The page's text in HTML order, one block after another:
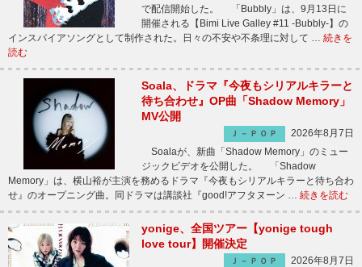
で配信開始した。 「Bubbly」は、9月13日に
開催される【Bimi Live Galley #11 -Bubbly-】の
インスパイアソングとして制作された。日々の不安や不条理に対して … 続きを
読む
Soala、ドラマ『今夜もシリアルキラーと
待ち合わせ』OP曲「Shadow Memory」
MV公開
Ｊ－ＰＯＰ
2026年8月7日
Soalaが、新曲「Shadow Memory」のミュー
ジックビデオを公開した。 「Shadow
Memory」は、横山裕が主演を務めるドラマ『今夜もシリアルキラーと待ち合わ
せ』のオープニング曲。同ドラマは講談社『good!アフタヌーン … 続きを読む
yonige、全国ツアー【yonige tough
love tour】開催決定
Ｊ－ＰＯＰ
2026年8月7日